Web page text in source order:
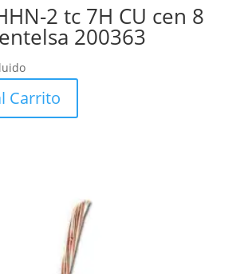
2 tc 7H CU cen 8
200363
Carrito